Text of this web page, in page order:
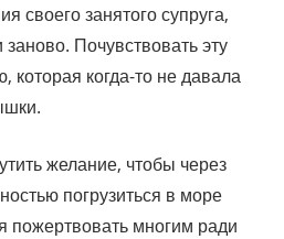
своего занятого супруга,
Почувствовать эту
когда-то не давала
желание, чтобы через
погрузиться в море
пожертвовать многим ради